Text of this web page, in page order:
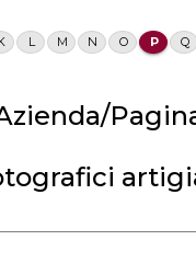
L M N O P Q